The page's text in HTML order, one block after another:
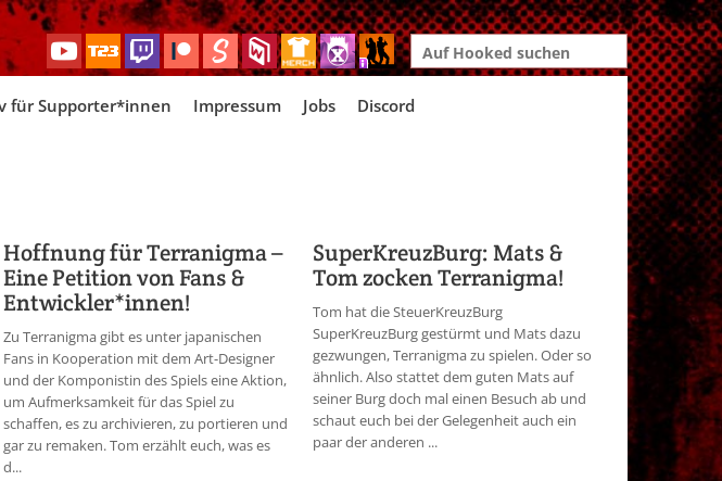
Search
for:
für Supporter*innen Impressum Jobs Discord
Hoffnung für Terranigma –
Eine Petition von Fans &
Entwickler*innen!
Zu Terranigma gibt es unter japanischen
Fans in Kooperation mit dem Art-Designer
und der Komponistin des Spiels eine Aktion,
um Aufmerksamkeit für das Spiel zu
schaffen, es zu archivieren, zu portieren und
gar zu remaken. Tom erzählt euch, was es
d...
SuperKreuzBurg: Mats &
Tom zocken Terranigma!
Tom hat die SteuerKreuzBurg
SuperKreuzBurg gestürmt und Mats dazu
gezwungen, Terranigma zu spielen. Oder so
ähnlich. Also stattet dem guten Mats auf
seiner Burg doch mal einen Besuch ab und
schaut euch bei der Gelegenheit auch ein
paar der anderen ...